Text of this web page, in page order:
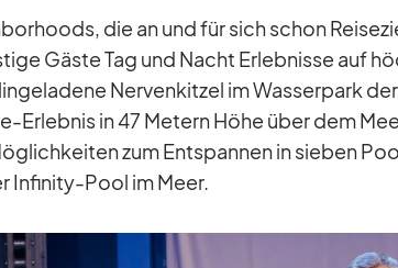
die an und für sich schon
Gäste Tag und Nacht Er­leb­nisse auf
Ner­ven­kit­zel im Was­ser­park
Er­leb­nis in 47 Me­tern Höhe über dem
zum Ent­span­nen in sie­ben
In­fi­nity-Pool im Meer.